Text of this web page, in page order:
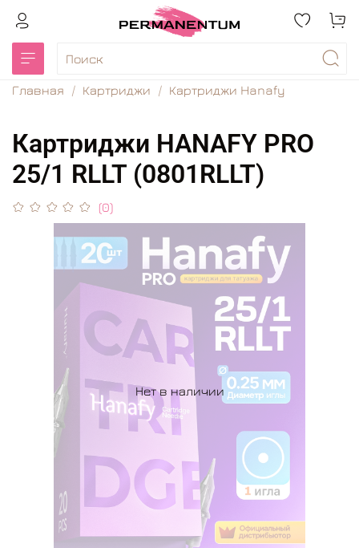
Главная Картриджи Картриджи Hanafy
Картриджи HANAFY PRO
25/1 RLLT (0801RLLT)
(0)
Нет в наличии